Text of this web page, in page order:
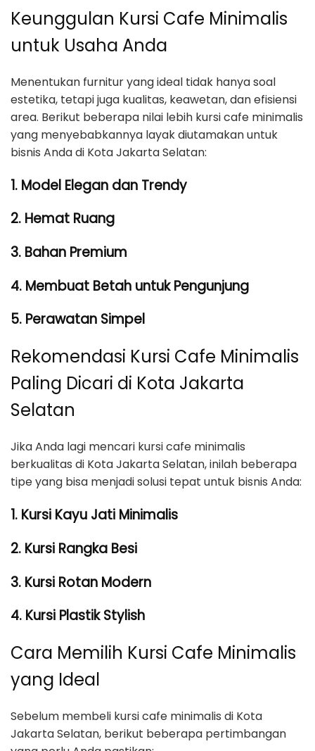
Keunggulan Kursi Cafe Minimalis
untuk Usaha Anda
Menentukan furnitur yang ideal tidak hanya soal
estetika, tetapi juga kualitas, keawetan, dan efisiensi
area. Berikut beberapa nilai lebih kursi cafe minimalis
yang menyebabkannya layak diutamakan untuk
bisnis Anda di Kota Jakarta Selatan:
1. Model Elegan dan Trendy
2. Hemat Ruang
3. Bahan Premium
4. Membuat Betah untuk Pengunjung
5. Perawatan Simpel
Rekomendasi Kursi Cafe Minimalis
Paling Dicari di Kota Jakarta
Selatan
Jika Anda lagi mencari kursi cafe minimalis
berkualitas di Kota Jakarta Selatan, inilah beberapa
tipe yang bisa menjadi solusi tepat untuk bisnis Anda:
1. Kursi Kayu Jati Minimalis
2. Kursi Rangka Besi
3. Kursi Rotan Modern
4. Kursi Plastik Stylish
Cara Memilih Kursi Cafe Minimalis
yang Ideal
Sebelum membeli kursi cafe minimalis di Kota
Jakarta Selatan, berikut beberapa pertimbangan